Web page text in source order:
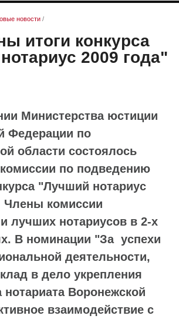
новости /
итоги конкурса
2009 года"
Министерства юстиции
Федерации по
области состоялось
по подведению
"Лучший нотариус
Члены комиссии
лучших нотариусов в 2-х
В номинации "За успехи
деятельности,
в дело укрепления
нотариата Воронежской
взаимодействие с